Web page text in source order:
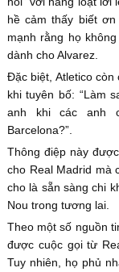
hề cảm thấy biết
mạnh rằng họ
dành cho Alvarez.
Đặc biệt, Atletico
khi tuyên bố: “Làm
anh khi các anh
Barcelona?”.
Thông điệp này
cho Real Madrid mà
cho là sẵn sàng chi
Nou trong tương lai.
Theo một số nguồn
được cuộc gọi từ
Tuy nhiên, họ phủ